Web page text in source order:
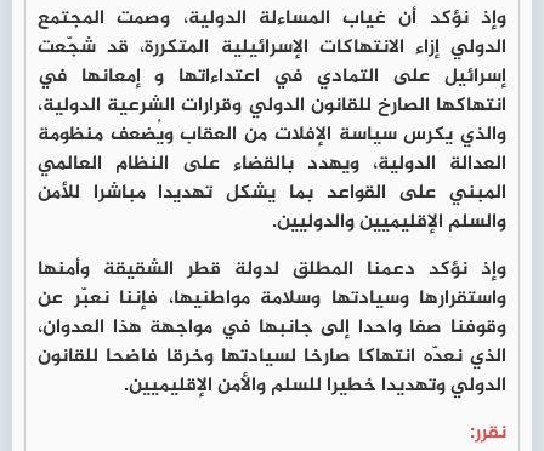
وإذ نؤكد أن غياب المساءلة الدولية، وصمت المجتمع
الدولي إزاء الانتهاكات الإسرائيلية المتكررة، قد شجّعت
إسرائيل على التمادي في اعتداءاتها و إمعانها في
انتهاكها الصارخ للقانون الدولي وقرارات الشرعية الدولية،
والذي يكرس سياسة الإفلات من العقاب ويُضعف منظومة
العدالة الدولية، ويهدد بالقضاء على النظام العالمي
المبني على القواعد بما يشكل تهديدا مباشرا للأمن
والسلم الإقليميين والدوليين.
وإذ نؤكد دعمنا المطلق لدولة قطر الشقيقة وأمنها
واستقرارها وسيادتها وسلامة مواطنيها، فإننا نعبّر عن
وقوفنا صفا واحدا إلى جانبها في مواجهة هذا العدوان،
الذي نعدّه انتهاكا صارخا لسيادتها وخرقا فاضحا للقانون
الدولي وتهديدا خطيرا للسلم والأمن الإقليميين.
نقرر: